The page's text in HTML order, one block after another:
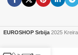
EUROSHOP Srbija 2025